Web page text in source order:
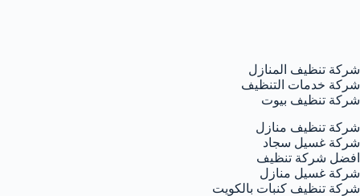
شركة تنظيف المنازل
شركة خدمات التنظيف
شركة تنظيف بيوت
شركة تنظيف منازل
شركة غسيل سجاد
افضل شركة تنظيف
شركة غسيل منازل
شركة تنظيف كنبات بالكويت